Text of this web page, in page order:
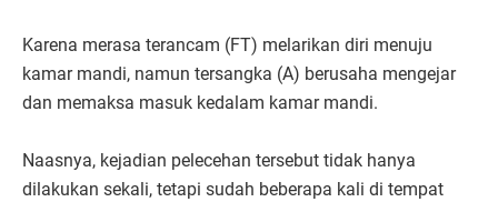
Karena merasa terancam (FT) melarikan diri menuju
kamar mandi, namun tersangka (A) berusaha mengejar
dan memaksa masuk kedalam kamar mandi.
Naasnya, kejadian pelecehan tersebut tidak hanya
dilakukan sekali, tetapi sudah beberapa kali di tempat